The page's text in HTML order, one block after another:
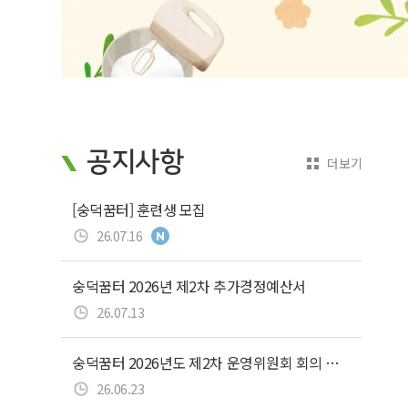
공지사항 더보기
[숭덕꿈터] 훈련생 모집
26.07.16
숭덕꿈터 2026년 제2차 추가경정예산서
26.07.13
숭덕꿈터 2026년도 제2차 운영위원회 회의 …
26.06.23